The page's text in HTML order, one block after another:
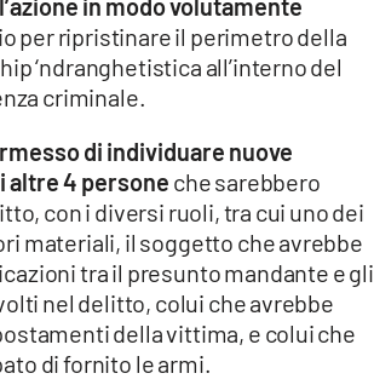
per ripristinare il perimetro della
‘ndranghetistica all’interno del
criminale.
di individuare nuove
altre 4 persone che sarebbero
con i diversi ruoli, tra cui uno dei
materiali, il soggetto che avrebbe
tra il presunto mandante e gli
nel delitto, colui che avrebbe
della vittima, e colui che
di fornito le armi.